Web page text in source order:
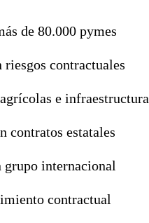
de 80.000 pymes
riesgos contractuales
e infraestructura
contratos estatales
grupo internacional
contractual